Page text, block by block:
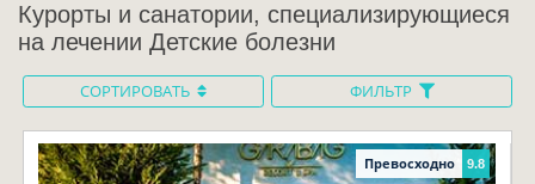
Курорты и санатории, специализирующиеся
на лечении Детские болезни
СОРТИРОВАТЬ ФИЛЬТР
Превосходно 9.8